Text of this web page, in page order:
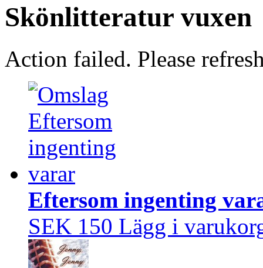
Skönlitteratur vuxen
Action failed. Please
Eftersom ingenting
SEK 150 Lägg i